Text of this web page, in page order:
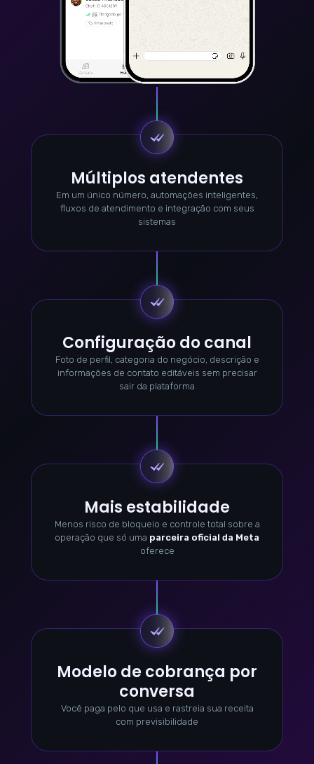
Múltiplos atendentes
Em um único número, automações inteligentes,
fluxos de atendimento e integração com seus
sistemas
Configuração do canal
Foto de perfil, categoria do negócio, descrição e
informações de contato editáveis sem precisar
sair da plataforma
Mais estabilidade
Menos risco de bloqueio e controle total sobre a
operação que só uma parceira oficial da Meta
oferece
Modelo de cobrança por
conversa
Você paga pelo que usa e rastreia sua receita
com previsibilidade